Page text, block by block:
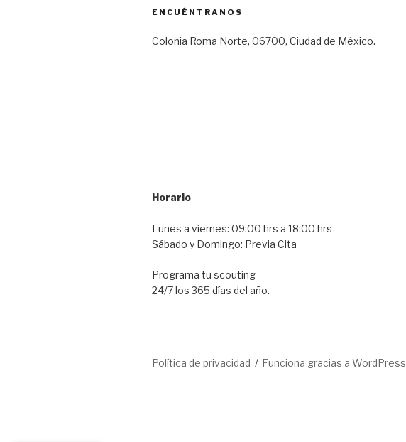
ENCUÉNTRANOS
Colonia Roma Norte, 06700, Ciudad de México.
Horario
Lunes a viernes: 09:00 hrs a 18:00 hrs
Sábado y Domingo: Previa Cita
Programa tu scouting
24/7 los 365 días del año.
Política de privacidad Funciona gracias a WordPress